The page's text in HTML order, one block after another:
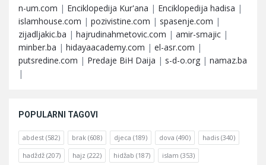
n-um.com | Enciklopedija Kur'ana | Enciklopedija hadisa |
islamhouse.com | pozivistine.com | spasenje.com |
zijadljakic.ba | hajrudinahmetovic.com | amir-smajic |
minber.ba | hidayaacademy.com | el-asr.com |
putsredine.com | Predaje BiH Daija | s-d-o.org | namaz.ba
|
POPULARNI TAGOVI
abdest (582) brak (608) djeca (189) dova (490) hadis (340)
hadždž (207) hajz (222) hidžab (187) islam (353)